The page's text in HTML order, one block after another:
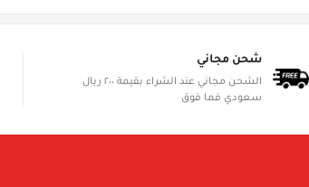
شحن مجاني
الشحن مجاني عند الشراء بقيمة ٢٠٠ ريال
سعودي فما فوق